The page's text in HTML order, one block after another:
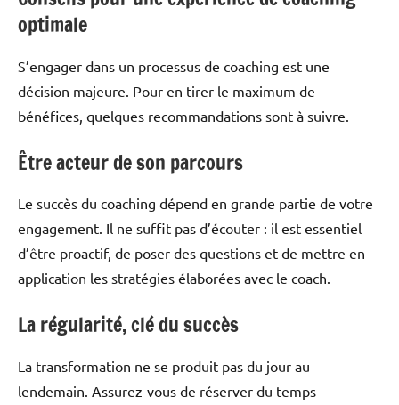
optimale
S’engager dans un processus de coaching est une
décision majeure. Pour en tirer le maximum de
bénéfices, quelques recommandations sont à suivre.
Être acteur de son parcours
Le succès du coaching dépend en grande partie de votre
engagement. Il ne suffit pas d’écouter : il est essentiel
d’être proactif, de poser des questions et de mettre en
application les stratégies élaborées avec le coach.
La régularité, clé du succès
La transformation ne se produit pas du jour au
lendemain. Assurez-vous de réserver du temps